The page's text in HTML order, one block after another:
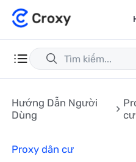
Hướng Dẫn Người
Dùng
cư
Proxy dân cư